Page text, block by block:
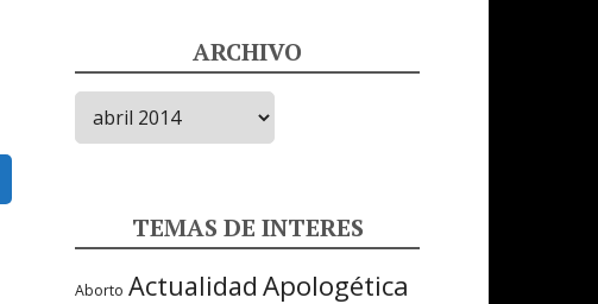
ARCHIVO
ARCHIVO
TEMAS DE INTERES
Aborto Actualidad Apologética